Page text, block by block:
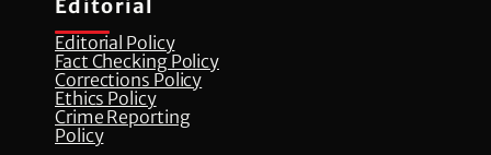
Editorial
Editorial Policy
Fact Checking Policy
Corrections Policy
⁠Ethics Policy
Crime Reporting
Policy